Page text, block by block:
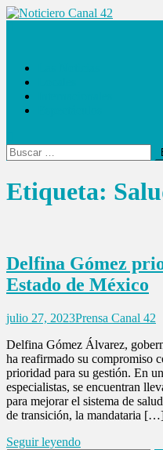
Saltar
Buscar:
Etiqueta:
Delfina Gómez
Estado de México
julio 27, 2023Prensa Canal 42
Delfina Gómez Álvarez,
ha reafirmado su compromiso
prioridad para su gestión. En
especialistas, se encuentran
para mejorar el sistema de
de transición, la mandataria
Seguir leyendo